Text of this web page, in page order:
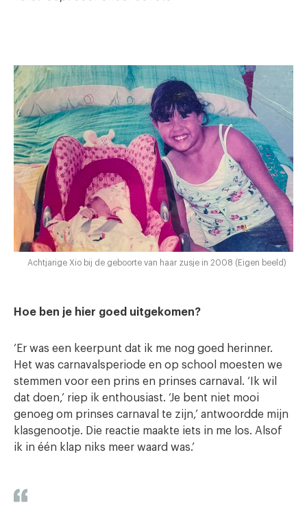
Achtjarige Xio bij de geboorte van haar zusje in 2008 (Eigen beeld)
Hoe ben je hier goed uitgekomen?
‘Er was een keerpunt dat ik me nog goed herinner.
Het was carnavalsperiode en op school moesten we
stemmen voor een prins en prinses carnaval. ‘Ik wil
dat doen,’ riep ik enthousiast. ‘Je bent niet mooi
genoeg om prinses carnaval te zijn,’ antwoordde mijn
klasgenootje. Die reactie maakte iets in me los. Alsof
ik in één klap niks meer waard was.’